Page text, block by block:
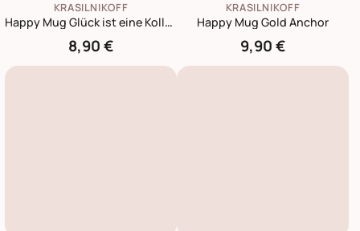
KRASILNIKOFF
Happy Mug Glück ist eine Kollegin wie dich zu haben
8,90 €
KRASILNIKOFF
Happy Mug Gold Anchor
9,90 €